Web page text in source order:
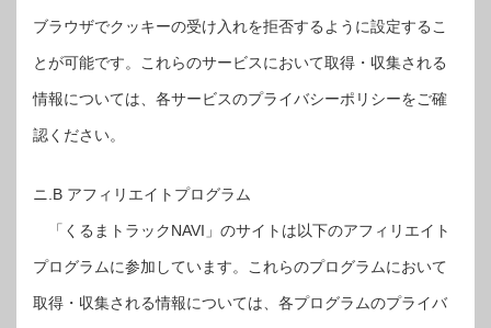
ブラウザでクッキーの受け入れを拒否するように設定するこ
とが可能です。これらのサービスにおいて取得・収集される
情報については、各サービスのプライバシーポリシーをご確
認ください。
ニ.B アフィリエイトプログラム
「くるまトラックNAVI」のサイトは以下のアフィリエイト
プログラムに参加しています。これらのプログラムにおいて
取得・収集される情報については、各プログラムのプライバ